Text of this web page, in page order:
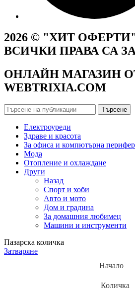
2026 © "ХИТ
ВСИЧКИ ПРАВА СА
ОНЛАЙН МАГАЗИН
WEBTRIXIA.COM
Търсене
Електроуреди
Здраве и красота
За офиса и компютърна
Мода
Отопление и охлаждане
Други
Назад
Спорт и хоби
Авто и мото
Дом и градина
За домашния любимец
Машини и инструменти
Пазарска количка
Затваряне
Начало
Количка